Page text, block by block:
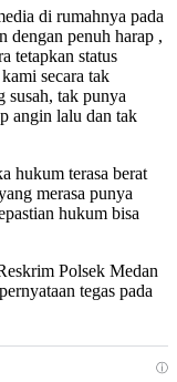
di rumahnya pada
dengan penuh harap ,
tetapkan status
secara tak
susah, tak punya
angin lalu dan tak
hukum terasa berat
merasa punya
hukum bisa
Polsek Medan
tegas pada
ⓘ